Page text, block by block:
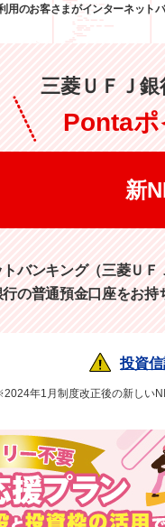
のお客さまがインターネット
三菱ＵＦＪ
Pontaポ
新
バンキング（三菱Ｕ
の普通預金口座をお持
投資
年1月制度改正後の新しい